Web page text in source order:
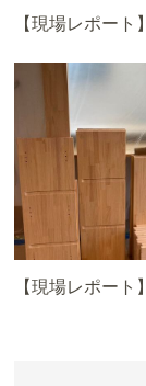
【現場レポート】
【現場レポート】